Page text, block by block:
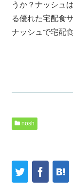
うか？ナッシュ
る優れた宅配食
ナッシュで宅配
nosh